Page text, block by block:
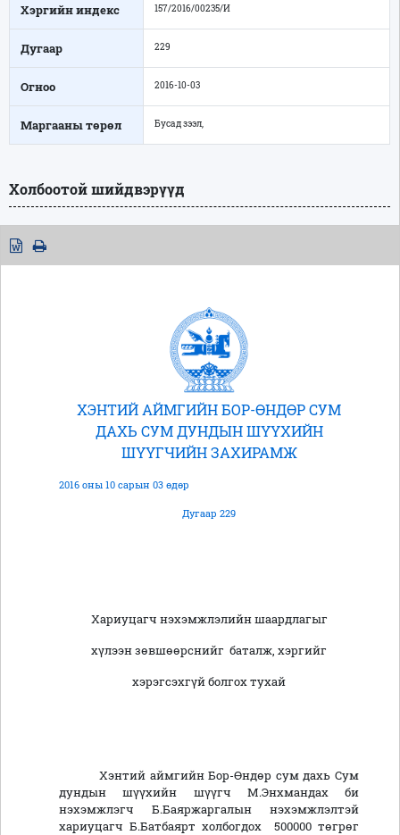
Хэргийн индекс 157/2016/00235/И
Дугаар 229
Огноо 2016-10-03
Маргааны төрөл Бусад зээл,
Холбоотой шийдвэрүүд
ХЭНТИЙ АЙМГИЙН БОР-ӨНДӨР СУМ
ДАХЬ СУМ ДУНДЫН ШҮҮХИЙН
ШҮҮГЧИЙН ЗАХИРАМЖ
2016 оны 10 сарын 03 өдөр
Дугаар 229
Хариуцагч нэхэмжлэлийн шаардлагыг
хүлээн зөвшөөрснийг баталж, хэргийг
хэрэгсэхгүй болгох тухай
Хэнтий аймгийн Бор-Өндөр сум дахь Сум
дундын шүүхийн шүүгч М.Энхмандах би
нэхэмжлэгч Б.Баяржаргалын нэхэмжлэлтэй
хариуцагч Б.Батбаярт холбогдох 500000 төгрөг